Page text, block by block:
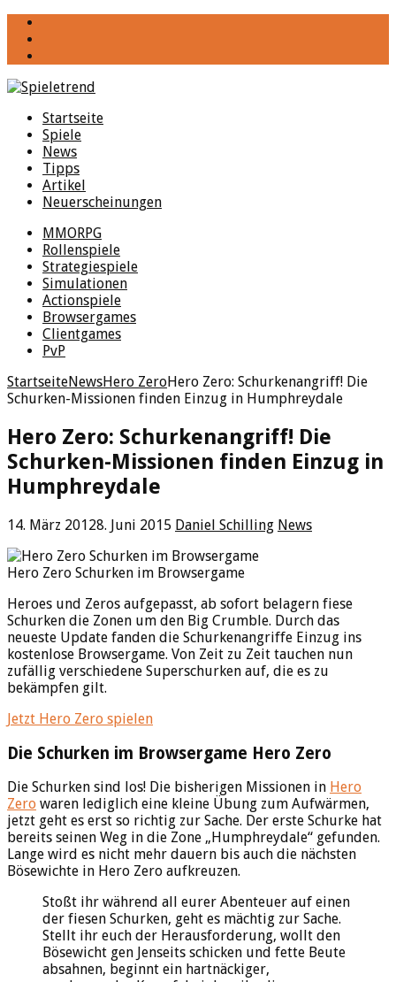
Startseite
Spiele
News
Tipps
Artikel
Neuerscheinungen
MMORPG
Rollenspiele
Strategiespiele
Simulationen
Actionspiele
Browsergames
Clientgames
PvP
StartseiteNewsHero ZeroHero Zero: Schurkenangriff! Die
Schurken-Missionen finden Einzug in Humphreydale
Hero Zero: Schurkenangriff! Die
Schurken-Missionen finden Einzug in
Humphreydale
14. März 20128. Juni 2015 Daniel Schilling News
Hero Zero Schurken im Browsergame
Heroes und Zeros aufgepasst, ab sofort belagern fiese
Schurken die Zonen um den Big Crumble. Durch das
neueste Update fanden die Schurkenangriffe Einzug ins
kostenlose Browsergame. Von Zeit zu Zeit tauchen nun
zufällig verschiedene Superschurken auf, die es zu
bekämpfen gilt.
Jetzt Hero Zero spielen
Die Schurken im Browsergame Hero Zero
Die Schurken sind los! Die bisherigen Missionen in Hero
Zero waren lediglich eine kleine Übung zum Aufwärmen,
jetzt geht es erst so richtig zur Sache. Der erste Schurke hat
bereits seinen Weg in die Zone „Humphreydale“ gefunden.
Lange wird es nicht mehr dauern bis auch die nächsten
Bösewichte in Hero Zero aufkreuzen.
Stoßt ihr während all eurer Abenteuer auf einen
der fiesen Schurken, geht es mächtig zur Sache.
Stellt ihr euch der Herausforderung, wollt den
Bösewicht gen Jenseits schicken und fette Beute
absahnen, beginnt ein hartnäckiger,